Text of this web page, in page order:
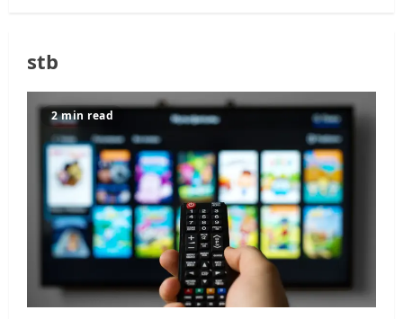
stb
2 min read